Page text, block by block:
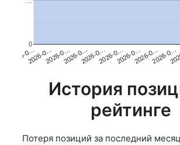
2026-0…2026-0…2026-0…2026-0…2026-0…2026-0…2026-0…2026-0…2026-0…
0
История
рейтинге
Потеря позиций за последний